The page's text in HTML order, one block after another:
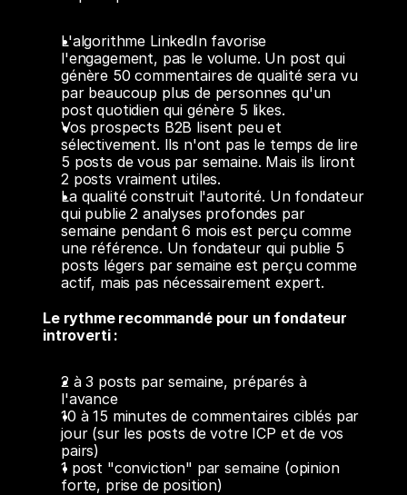
L'algorithme LinkedIn favorise
l'engagement, pas le volume. Un post qui
génère 50 commentaires de qualité sera vu
par beaucoup plus de personnes qu'un
post quotidien qui génère 5 likes.
Vos prospects B2B lisent peu et
sélectivement. Ils n'ont pas le temps de lire
5 posts de vous par semaine. Mais ils liront
2 posts vraiment utiles.
La qualité construit l'autorité. Un fondateur
qui publie 2 analyses profondes par
semaine pendant 6 mois est perçu comme
une référence. Un fondateur qui publie 5
posts légers par semaine est perçu comme
actif, mais pas nécessairement expert.
Le rythme recommandé pour un fondateur
introverti :
2 à 3 posts par semaine, préparés à
l'avance
10 à 15 minutes de commentaires ciblés par
jour (sur les posts de votre ICP et de vos
pairs)
1 post "conviction" par semaine (opinion
forte, prise de position)